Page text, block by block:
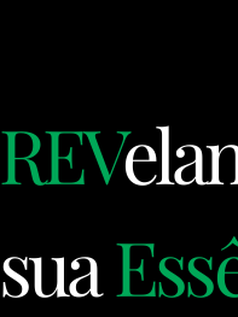
REV
sua